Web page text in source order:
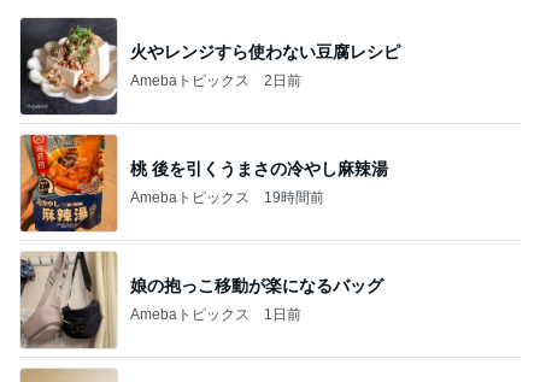
火やレンジすら使わない豆腐レシピ
Amebaトピックス 2日前
桃 後を引くうまさの冷やし麻辣湯
Amebaトピックス 19時間前
娘の抱っこ移動が楽になるバッグ
Amebaトピックス 1日前